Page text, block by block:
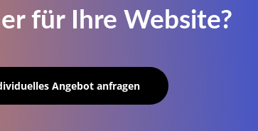
für Ihre Website?
Angebot anfragen